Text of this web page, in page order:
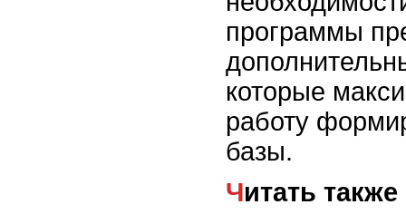
программы
которые
работу
базы.
Читать также